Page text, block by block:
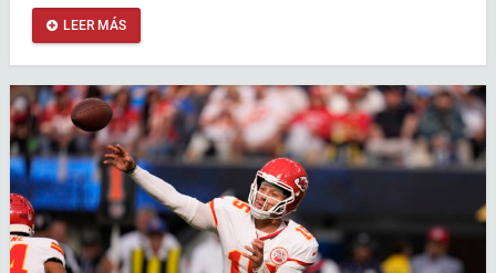
LEER MÁS